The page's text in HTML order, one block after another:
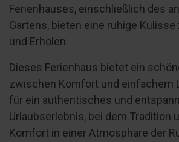
Ferienhauses, einschließlich des
Gartens, bieten eine ruhige
und Erholen.
Dieses Ferienhaus bietet ein
zwischen Komfort und einfachem
für ein authentisches und
Urlaubserlebnis, bei dem Tradition
Komfort in einer Atmosphäre der